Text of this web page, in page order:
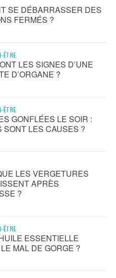
SE DÉBARRASSER DES
FERMÉS ?
ÊTRE
LES SIGNES D’UNE
D’ORGANE ?
ÊTRE
GONFLÉES LE SOIR :
SONT LES CAUSES ?
LES VERGETURES
APRÈS
?
ÊTRE
ESSENTIELLE
MAL DE GORGE ?